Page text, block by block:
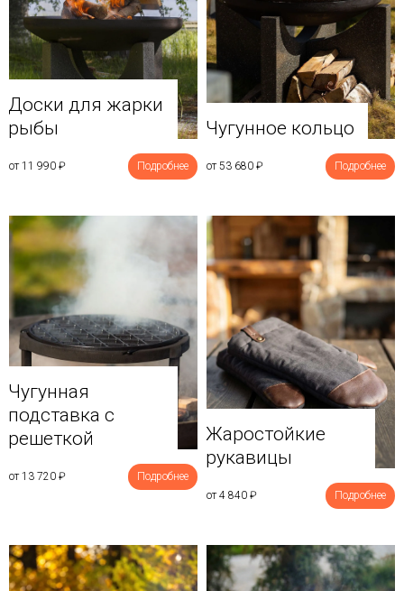
Доски для жарки
рыбы
от 11 990 ₽ Подробнее
Чугунное кольцо
от 53 680 ₽ Подробнее
Чугунная
подставка с
решеткой
от 13 720 ₽ Подробнее
Жаростойкие
рукавицы
от 4 840 ₽ Подробнее